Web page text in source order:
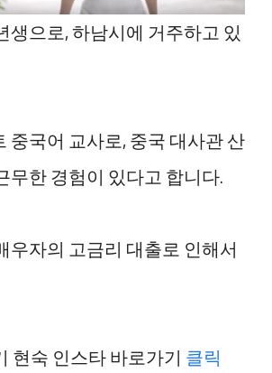
생으로, 하남시에 거주하고 있
중국어 교사로, 중국 대사관 산
무한 경험이 있다고 합니다.
우자의 고금리 대출로 인해서
현숙 인스타 바로가기 클릭